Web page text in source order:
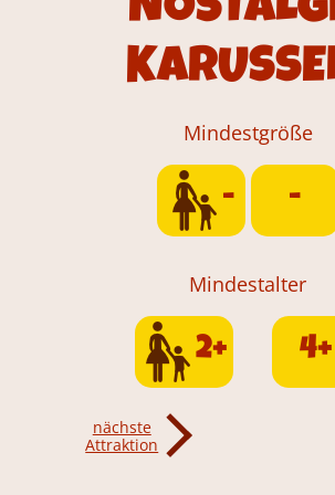
Mindestgröße
- -
Mindestalter
2+ 4+
nächste
Attraktion